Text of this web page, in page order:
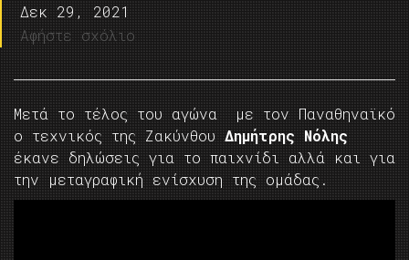
Δεκ 29, 2021
Αφήστε σχόλιο
Μετά το τέλος του αγώνα με τον Παναθηναϊκό
ο τεχνικός της Ζακύνθου Δημήτρης Νόλης
έκανε δηλώσεις για το παιχνίδι αλλά και για
την μεταγραφική ενίσχυση της ομάδας.